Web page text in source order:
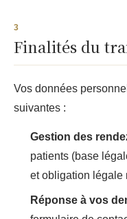
Finalités du
Vos données
suivantes :
Gestion des
patients (base
et obligation légale
Réponse à vos